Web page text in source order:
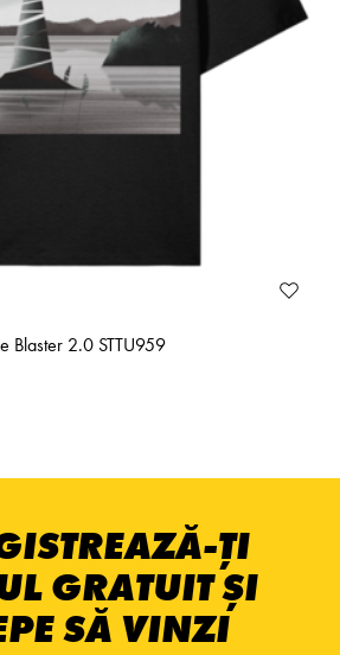
Blaster 2.0 STTU959
ȚI
GRATUIT ȘI
SĂ VINZI